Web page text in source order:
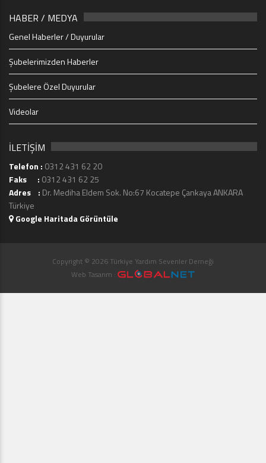
HABER / MEDYA
Genel Haberler / Duyurular
Şubelerimizden Haberler
Şubelere Özel Duyurular
Videolar
İLETİŞİM
Telefon : 0312 431 62 20
Faks : 0312 431 62 25
Adres : Dr. Mediha Eldem Sok. No:67 Kocatepe Çankaya ANKARA
Türkiye
Google Haritada Görüntüle
Copyright © 2026 Türkiye Yardım Sevenler Derneği
Web Tasarım :